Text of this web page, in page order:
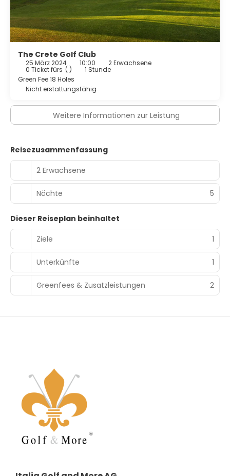
The Crete Golf Club
25 März 2024 10:00 2 Erwachsene
0 Ticket fürs ( )
1 Stunde
Green Fee 18 Holes
Nicht erstattungsfähig
Weitere Informationen zur Leistung
Reisezusammenfassung
2 Erwachsene
Nächte 5
Dieser Reiseplan beinhaltet
Ziele
1
Unterkünfte 1
Greenfees & Zusatzleistungen 2